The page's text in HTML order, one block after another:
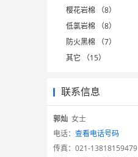
樱花岩棉 （8）
低氯岩棉 （8）
防火黑棉 （7）
其它 （15）
联系信息
郭灿 女士
电话： 查看电话号码
传真： 021-13818159479